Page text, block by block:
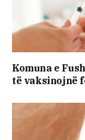
Komuna e
të vaksinojnë